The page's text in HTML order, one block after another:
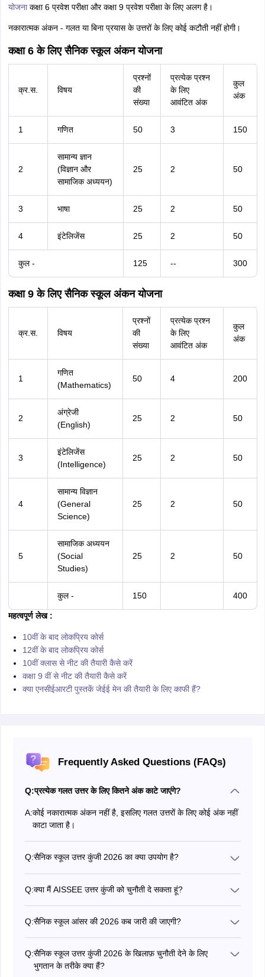
योजनाकक्षा 6 प्रवेश परीक्षा और कक्षा 9 प्रवेश परीक्षा के लिए अलग है।
नकारात्मक अंकन - गलत या बिना प्रयास के उत्तरों के लिए कोई कटौती नहीं होगी।
कक्षा 6 के लिए सैनिक स्कूल अंकन योजना
क्र.स. विषय
प्रश्नों
की
संख्या
प्रत्येक प्रश्न
के लिए
आवंटित अंक
कुल
अंक
1 गणित 50 3 150
2
सामान्य ज्ञान
(विज्ञान और
सामाजिक अध्ययन)
25 2 50
3 भाषा 25 2 50
4 इंटेलिजेंस 25 2 50
कुल - 125 -- 300
कक्षा 9 के लिए सैनिक स्कूल अंकन योजना
क्र.स. विषय
प्रश्नों
की
संख्या
प्रत्येक प्रश्न
के लिए
आवंटित अंक
कुल
अंक
1
गणित
(Mathematics)
50 4 200
2
अंग्रेजी
(English)
25 2 50
3
इंटेलिजेंस
(Intelligence)
25 2 50
4
सामान्य विज्ञान
(General
Science)
25 2 50
5
सामाजिक अध्ययन
(Social
Studies)
25 2 50
कुल - 150 400
महत्वपूर्ण लेख :
10वीं के बाद लोकप्रिय कोर्स
12वीं के बाद लोकप्रिय कोर्स
10वीं क्लास से नीट की तैयारी कैसे करें
कक्षा 9 वीं से नीट की तैयारी कैसे करें
क्या एनसीईआरटी पुस्तकें जेईई मेन की तैयारी के लिए काफी हैं?
Frequently Asked Questions (FAQs)
Q:प्रत्येक गलत उत्तर के लिए कितने अंक काटे जाएंगे?
A:कोई नकारात्मक अंकन नहीं है, इसलिए गलत उत्तरों के लिए कोई अंक नहीं
काटा जाता है।
Q:सैनिक स्कूल उत्तर कुंजी 2026 का क्या उपयोग है?
उत्तर भी जान सकते हैं।
Q:क्या मैं AISSEE उत्तर कुंजी को चुनौती दे सकता हूं?
Q:सैनिक स्कूल आंसर की 2026 कब जारी की जाएगी?
Q:सैनिक स्कूल उत्तर कुंजी 2026 के खिलाफ़ चुनौती देने के लिए
भुगतान के तरीके क्या हैं?